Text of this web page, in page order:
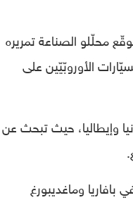
محلّلو الصناعة تمريره
الأوروبّيّين على
وإيطاليا، حيث تبحث عن
وماغديبورغ